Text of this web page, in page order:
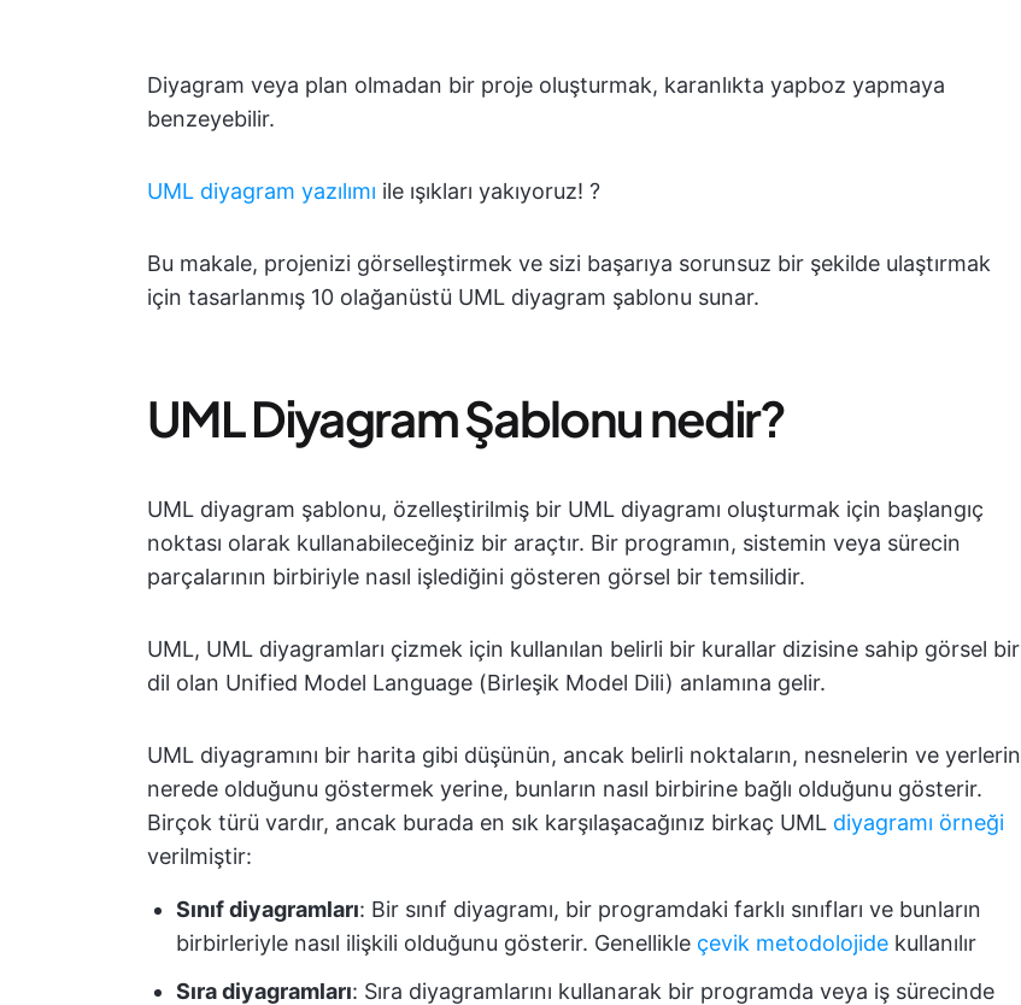
Diyagram veya plan olmadan bir proje oluşturmak, karanlıkta yapboz yapmaya
benzeyebilir.
UML diyagram yazılımı ile ışıkları yakıyoruz! ?
Bu makale, projenizi görselleştirmek ve sizi başarıya sorunsuz bir şekilde ulaştırmak
için tasarlanmış 10 olağanüstü UML diyagram şablonu sunar.
UML Diyagram Şablonu nedir?
UML diyagram şablonu, özelleştirilmiş bir UML diyagramı oluşturmak için başlangıç
noktası olarak kullanabileceğiniz bir araçtır. Bir programın, sistemin veya sürecin
parçalarının birbiriyle nasıl işlediğini gösteren görsel bir temsilidir.
UML, UML diyagramları çizmek için kullanılan belirli bir kurallar dizisine sahip görsel bir
dil olan Unified Model Language (Birleşik Model Dili) anlamına gelir.
UML diyagramını bir harita gibi düşünün, ancak belirli noktaların, nesnelerin ve yerlerin
nerede olduğunu göstermek yerine, bunların nasıl birbirine bağlı olduğunu gösterir.
Birçok türü vardır, ancak burada en sık karşılaşacağınız birkaç UML diyagramı örneği
verilmiştir:
Sınıf diyagramları: Bir sınıf diyagramı, bir programdaki farklı sınıfları ve bunların
birbirleriyle nasıl ilişkili olduğunu gösterir. Genellikle çevik metodolojide kullanılır
Sıra diyagramları: Sıra diyagramlarını kullanarak bir programda veya iş sürecinde